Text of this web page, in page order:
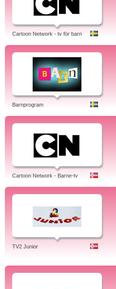
Cartoon Network - tv för barn
Barnprogram
Cartoon Network - Barne-tv
TV2 Junior